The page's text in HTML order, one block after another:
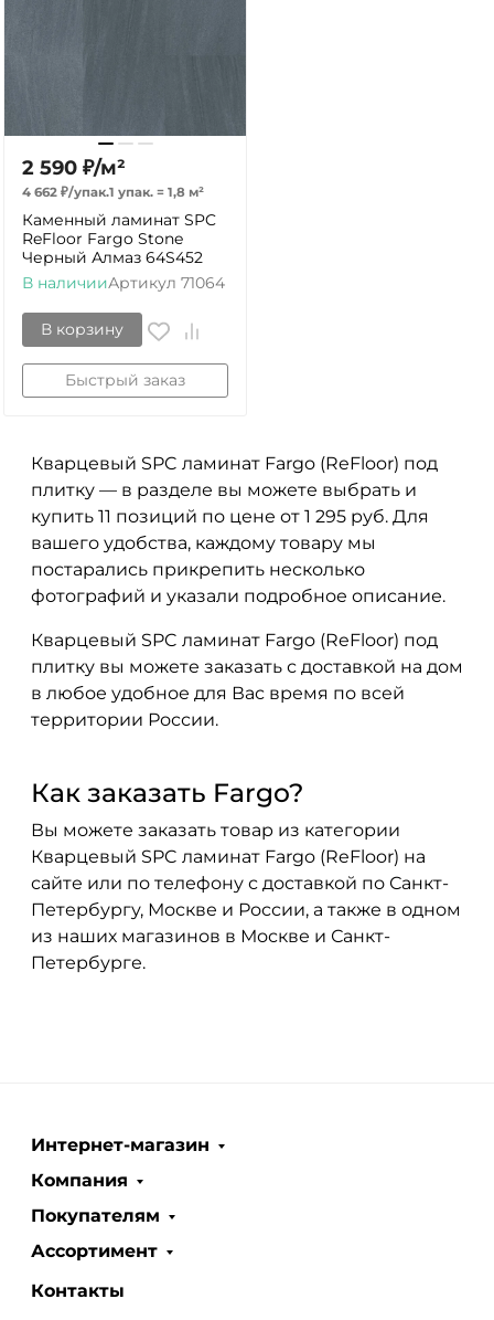
2 590 ₽/м²
4 662 ₽/упак.1 упак. = 1,8 м²
Каменный ламинат SPC
ReFloor Fargo Stone
Черный Алмаз 64S452
В наличииАртикул 71064
В корзину
Быстрый заказ
Кварцевый SPC ламинат Fargo (ReFloor) под
плитку — в разделе вы можете выбрать и
купить 11 позиций по цене от 1 295 руб. Для
вашего удобства, каждому товару мы
постарались прикрепить несколько
фотографий и указали подробное описание.
Кварцевый SPC ламинат Fargo (ReFloor) под
плитку вы можете заказать с доставкой на дом
в любое удобное для Вас время по всей
территории России.
Как заказать Fargo?
Вы можете заказать товар из категории
Кварцевый SPC ламинат Fargo (ReFloor) на
сайте или по телефону с доставкой по Санкт-
Петербургу, Москве и России, а также в одном
из наших магазинов в Москве и Санкт-
Петербурге.
Интернет-магазин
Компания
Покупателям
Ассортимент
Контакты